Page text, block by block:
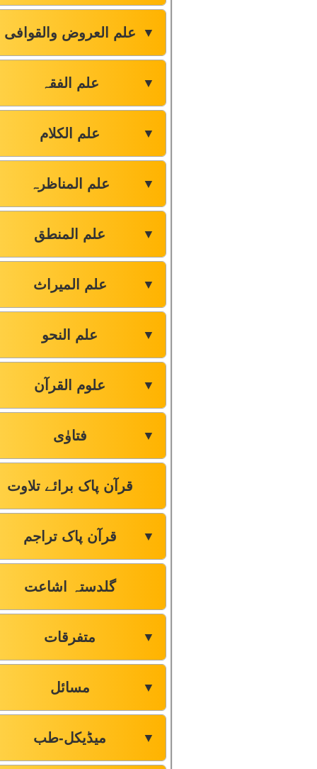
علم العروض والقوافی ▼
علم الفقہ ▼
علم الکلام ▼
علم المناظرہ ▼
علم المنطق ▼
علم المیراث ▼
علم النحو ▼
علوم القرآن ▼
فتاوٰی ▼
قرآن پاک برائے تلاوت
قرآن پاک تراجم ▼
گلدستہ اشاعت
متفرقات ▼
مسائل ▼
میڈیکل-طب ▼